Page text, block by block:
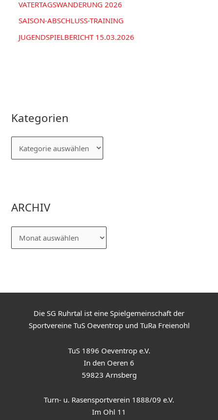
VATERTAGSWANDERUNG 2026
SAISON-ABSCHLUSS-TRAINING
JUGENDSPIELBERICHT 15.03.2026
Kategorien
ARCHIV
Die SG Ruhrtal ist eine Spielgemeinschaft der
Sportvereine TuS Oeventrop und TuRa Freienohl
TuS 1896 Oeventrop e.V.
In den Oeren 6
59823 Arnsberg
Turn- u. Rasensportverein 1888/09 e.V.
Im Ohl 11